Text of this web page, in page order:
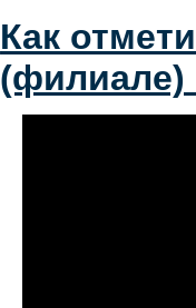
Как
(филиале)